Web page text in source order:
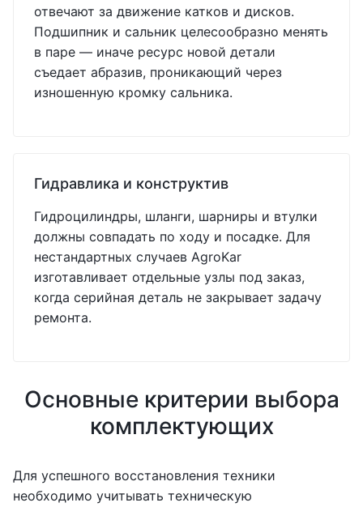
отвечают за движение катков и дисков.
Подшипник и сальник целесообразно менять
в паре — иначе ресурс новой детали
съедает абразив, проникающий через
изношенную кромку сальника.
Гидравлика и конструктив
Гидроцилиндры, шланги, шарниры и втулки
должны совпадать по ходу и посадке. Для
нестандартных случаев AgroKar
изготавливает отдельные узлы под заказ,
когда серийная деталь не закрывает задачу
ремонта.
Основные критерии выбора
комплектующих
Для успешного восстановления техники
необходимо учитывать техническую